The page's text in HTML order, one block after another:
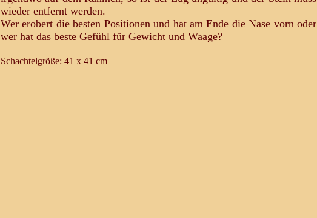
wieder entfernt werden.
Wer erobert die besten Positionen und hat am Ende die Nase vorn oder
wer hat das beste Gefühl für Gewicht und Waage?
Schachtelgröße: 41 x 41 cm